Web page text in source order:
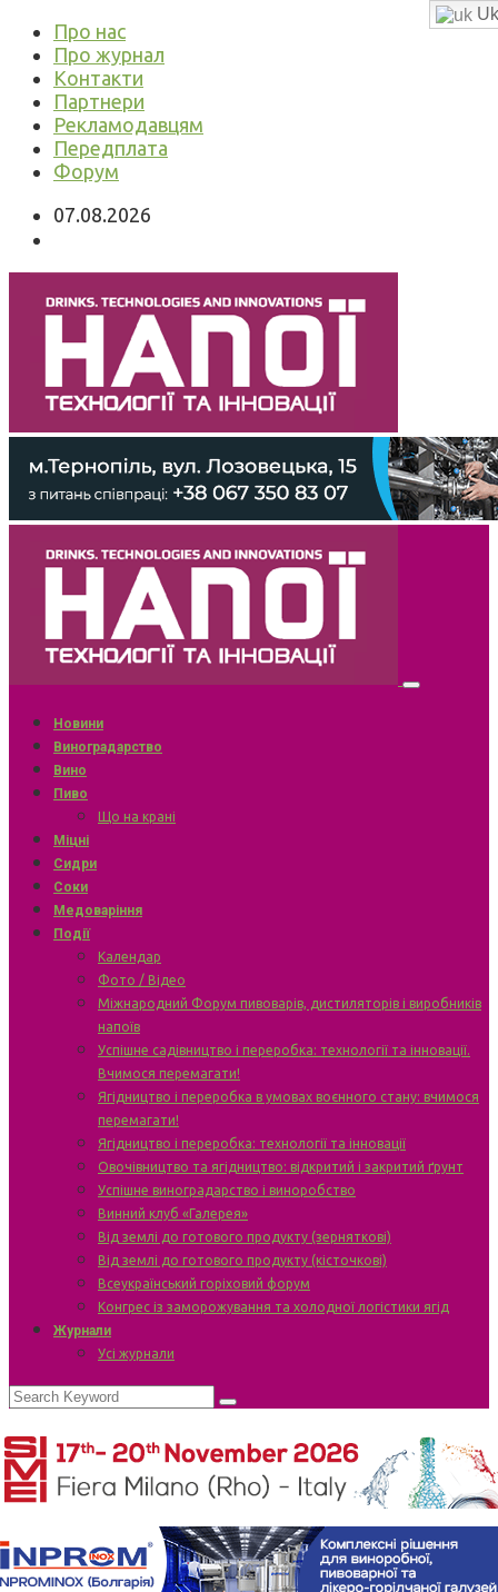
Про нас
Про журнал
Контакти
Партнери
Рекламодавцям
Передплата
Форум
07.08.2026
Новини
Виноградарство
Вино
Пиво
Що на крані
Міцні
Сидри
Соки
Медоваріння
Події
Календар
Фото / Відео
Міжнародний Форум пивоварів, дистиляторів і виробників
напоїв
Успішне садівництво і переробка: технології та інновації.
Вчимося перемагати!
Ягідництво і переробка в умовах воєнного стану: вчимося
перемагати!
Ягідництво і переробка: технології та інновації
Овочівництво та ягідництво: відкритий і закритий ґрунт
Успішне виноградарство і виноробство
Винний клуб «Галерея»
Від землі до готового продукту (зерняткові)
Від землі до готового продукту (кісточкові)
Всеукраїнський горіховий форум
Конгрес із заморожування та холодної логістики ягід
Журнали
Усі журнали